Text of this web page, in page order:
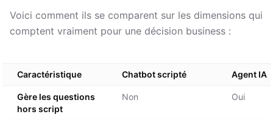
Voici comment ils se comparent sur les dimensions qui
comptent vraiment pour une décision business :
Caractéristique Chatbot scripté Agent IA
Gère les questions
hors script
Non Oui